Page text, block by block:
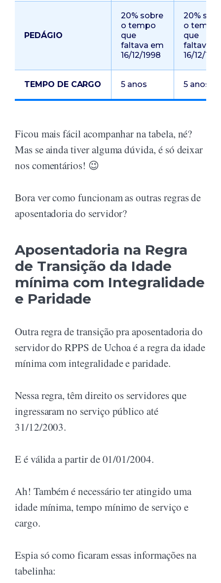
PEDÁGIO
20% sobre
o tempo
que
faltava em
16/12/1998
20%
o tempo
que
faltava
16/12/
TEMPO DE CARGO 5 anos 5 anos
Ficou mais fácil acompanhar na tabela, né?
Mas se ainda tiver alguma dúvida, é só deixar
nos comentários! 😉
Bora ver como funcionam as outras regras de
aposentadoria do servidor?
Aposentadoria na Regra
de Transição da Idade
mínima com Integralidade
e Paridade
Outra regra de transição pra aposentadoria do
servidor do RPPS de Uchoa é a regra da idade
mínima com integralidade e paridade.
Nessa regra, têm direito os servidores que
ingressaram no serviço público até
31/12/2003.
E é válida a partir de 01/01/2004.
Ah! Também é necessário ter atingido uma
idade mínima, tempo mínimo de serviço e
cargo.
Espia só como ficaram essas informações na
tabelinha: